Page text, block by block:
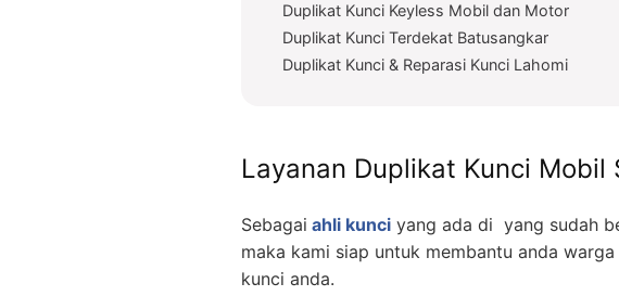
Duplikat Kunci Keyless Mobil dan Motor
Duplikat Kunci Terdekat Batusangkar
Duplikat Kunci & Reparasi Kunci Lahomi
Layanan Duplikat Kunci Mobil
Sebagai ahli kunci yang ada di yang sudah
maka kami siap untuk membantu anda
kunci anda.